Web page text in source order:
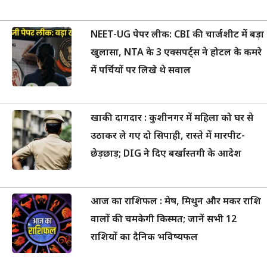
NEET-UG पेपर लीक: CBI की चार्जशीट में बड़ा
खुलासा, NTA के 3 एक्सपर्ट्स ने होटल के कमरे
में पर्चियों पर लिखे थे सवाल
खाकी दागदार : कुशीनगर में महिला को घर से
उठाकर ले गए दो सिपाही, रास्ते में मारपीट-
छेड़छाड़; DIG ने दिए बर्खास्तगी के आदेश
आज का राशिफल : मेष, मिथुन और मकर राशि
वालों की चमकेगी किस्मत; जानें सभी 12
राशियों का दैनिक भविष्यफल